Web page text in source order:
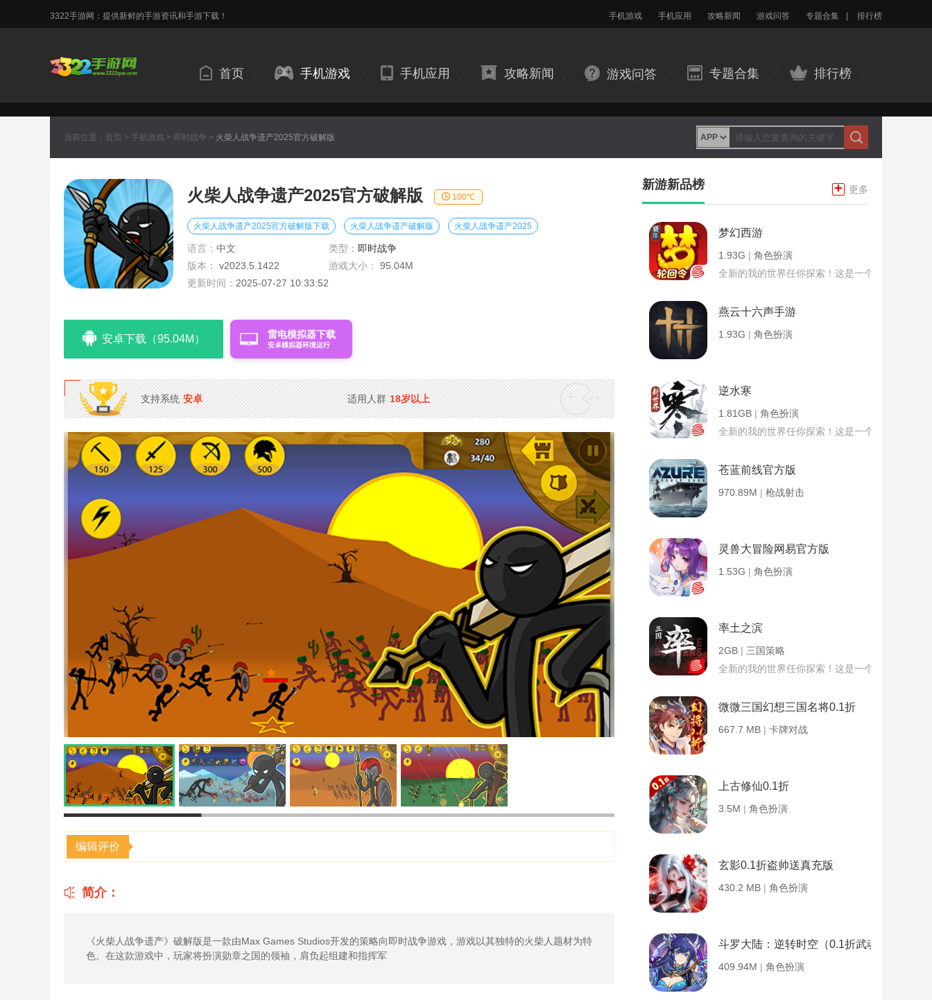
3322手游网：提供新鲜的手游资讯和手游下载！ 手机游戏 手机应用 攻略新闻 游戏问答 专题合集 排行榜
首页 手机游戏 手机应用 攻略新闻 游戏问答 专题合集 排行榜
当前位置： 首页 > 手机游戏 > 即时战争 > 火柴人战争遗产2025官方破解版
火柴人战争遗产2025官方破解版 100℃
火柴人战争遗产2025官方破解版下载 火柴人战争遗产破解版 火柴人战争遗产2025
语言： 中文 类型： 即时战争
版本：
v2023.5.1422 游戏大小：
95.04M
更新时间： 2025-07-27 10:33:52
安卓下载（95.04M） 雷电模拟器下载
安卓模拟器环境运行
支持系统 安卓 适用人群 18岁以上
编辑评价
简介：
《火柴人战争遗产》破解版是一款由Max Games Studios开发的策略向即时战争游戏，游戏以其独特的火柴人题材为特
色。在这款游戏中，玩家将扮演勋章之国的领袖，肩负起组建和指挥军
新游新品榜 + 更多
梦幻西游
1.93G | 角色扮演
全新的我的世界任你探索！这是一个小提示字段。
燕云十六声手游
1.93G | 角色扮演
逆水寒
1.81GB | 角色扮演
全新的我的世界任你探索！这是一个小提示字段。
苍蓝前线官方版
970.89M | 枪战射击
灵兽大冒险网易官方版
1.53G | 角色扮演
率土之滨
2GB | 三国策略
全新的我的世界任你探索！这是一个小提示字段。
微微三国幻想三国名将0.1折
667.7 MB | 卡牌对战
上古修仙0.1折
3.5M | 角色扮演
玄影0.1折盗帅送真充版
430.2 MB | 角色扮演
斗罗大陆：逆转时空（0.1折武魂觉醒）
409.94M | 角色扮演